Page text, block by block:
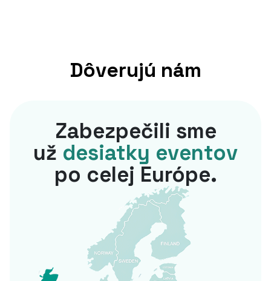
Dôverujú nám
Zabezpečili sme
už desiatky eventov
po celej Európe.